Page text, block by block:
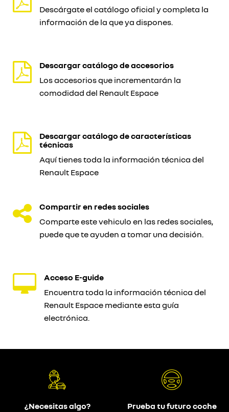
Descárgate el catálogo oficial y completa la
información de la que ya dispones.
Descargar catálogo de accesorios
Los accesorios que incrementarán la
comodidad del Renault Espace
Descargar catálogo de características
técnicas
Aquí tienes toda la información técnica del
Renault Espace
Compartir en redes sociales
Comparte este vehiculo en las redes sociales,
puede que te ayuden a tomar una decisión.
Acceso E-guide
Encuentra toda la información técnica del
Renault Espace mediante esta guía
electrónica.
¿Necesitas algo?
Prueba tu futuro coche